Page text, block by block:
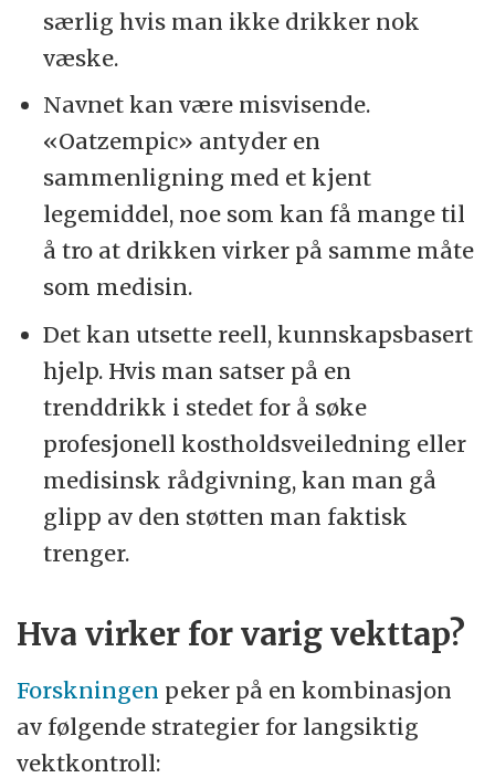
særlig hvis man ikke drikker nok
væske.
Navnet kan være misvisende.
«Oatzempic» antyder en
sammenligning med et kjent
legemiddel, noe som kan få mange til
å tro at drikken virker på samme måte
som medisin.
Det kan utsette reell, kunnskapsbasert
hjelp. Hvis man satser på en
trenddrikk i stedet for å søke
profesjonell kostholdsveiledning eller
medisinsk rådgivning, kan man gå
glipp av den støtten man faktisk
trenger.
Hva virker for varig vekttap?
Forskningen peker på en kombinasjon
av følgende strategier for langsiktig
vektkontroll: